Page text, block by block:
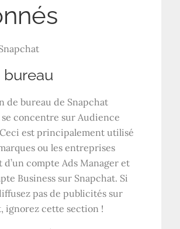
bureau
de bureau de Snapchat
concentre sur Audience
est principalement utilisé
ou les entreprises
d’un compte Ads Manager et
Business sur Snapchat. Si
pas de publicités sur
ignorez cette section !